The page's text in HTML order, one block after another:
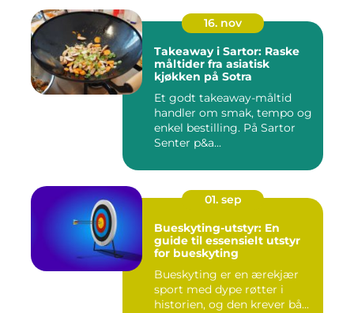
16. nov
Takeaway i Sartor: Raske
måltider fra asiatisk
kjøkken på Sotra
Et godt takeaway-måltid
handler om smak, tempo og
enkel bestilling. På Sartor
Senter p&a...
01. sep
Bueskyting-utstyr: En
guide til essensielt utstyr
for bueskyting
Bueskyting er en ærekjær
sport med dype røtter i
historien, og den krever bå...